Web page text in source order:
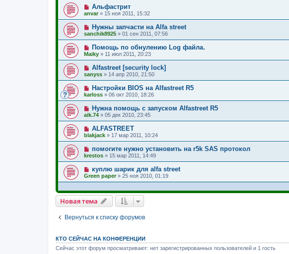
Альфастрит
anvar» 15 ноя 2011, 15:32
Нужны запчасти на Alfa street
sanchik8925 » 01 сен 2011, 07:56
Помощь по обнулению Log файла.
Maiky » 11 июл 2011, 20:23
Alfastreet [security lock]
sanyss » 14 апр 2010, 21:50
Настройки BIOS на Alfastreet R5
karloss » 06 окт 2010, 18:26
Нужна помощь с запуском Alfastreet R5
aik.74 » 05 дек 2010, 23:45
ALFASTREET
blakjack » 17 мар 2011, 10:24
помогите нужно установить на r5k SAS протокол
krestos » 15 мар 2011, 14:49
куплю шарик для alfa street
Green paper» 25 ноя 2010, 01:19
Новая тема
Вернуться к списку форумов
КТО СЕЙЧАС НА КОНФЕРЕНЦИИ
Сейчас этот форум просматривают: нет зарегистрированных пользователей и 1 гость